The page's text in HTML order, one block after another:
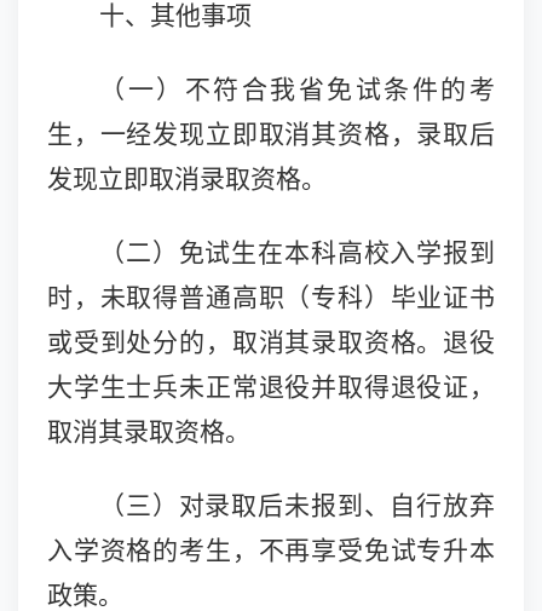
十、其他事项
（一） 不符合我省免试条件的考
生，一经发现立即取消其资格，录取后
发现立即取消录取资格。
（二） 免试生在本科高校入学报到
时，未取得普通高职（专科）毕业证书
或受到处分的，取消其录取资格。退役
大学生士兵未正常退役并取得退役证，
取消其录取资格。
（三） 对录取后未报到、自行放弃
入学资格的考生，不再享受免试专升本
政策。